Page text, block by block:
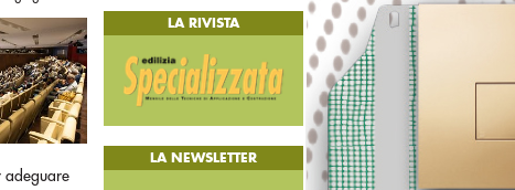
adeguare
LA RIVISTA
LA NEWSLETTER